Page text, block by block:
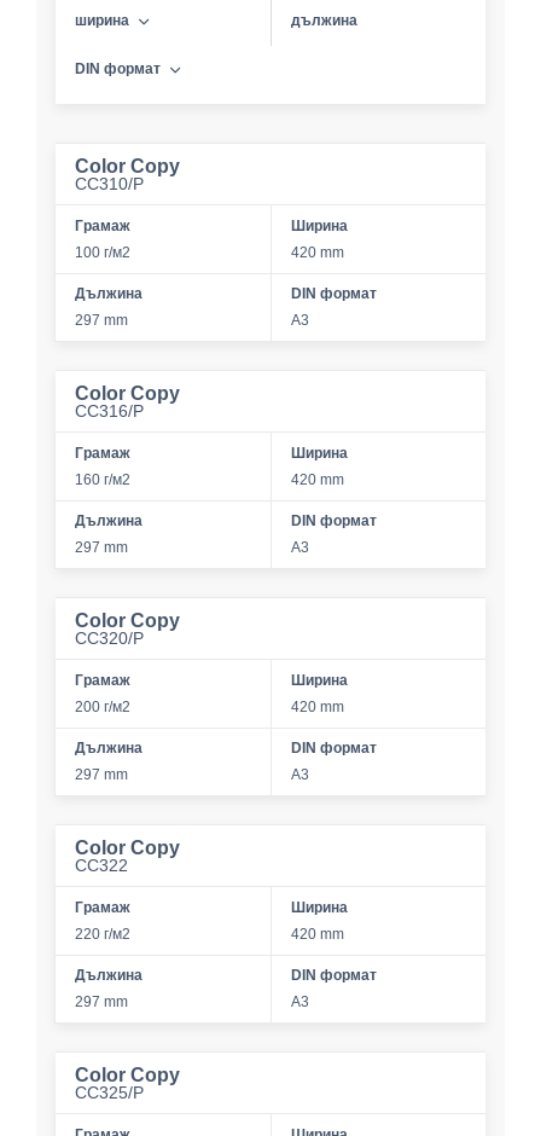
ширина дължина
DIN формат
Color Copy
CC310/P
Грамаж
100 г/м2
Ширина
420 mm
Дължина
297 mm
DIN формат
A3
Color Copy
CC316/P
Грамаж
160 г/м2
Ширина
420 mm
Дължина
297 mm
DIN формат
A3
Color Copy
CC320/P
Грамаж
200 г/м2
Ширина
420 mm
Дължина
297 mm
DIN формат
A3
Color Copy
CC322
Грамаж
220 г/м2
Ширина
420 mm
Дължина
297 mm
DIN формат
A3
Color Copy
CC325/P